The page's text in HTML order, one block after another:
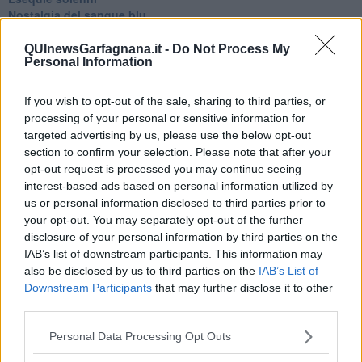
QUInewsGarfagnana.it - Do Not Process My
Personal Information
If you wish to opt-out of the sale, sharing to third parties, or
processing of your personal or sensitive information for
targeted advertising by us, please use the below opt-out
section to confirm your selection. Please note that after your
opt-out request is processed you may continue seeing
interest-based ads based on personal information utilized by
us or personal information disclosed to third parties prior to
your opt-out. You may separately opt-out of the further
disclosure of your personal information by third parties on the
IAB’s list of downstream participants. This information may
also be disclosed by us to third parties on the IAB’s List of
Downstream Participants that may further disclose it to other
Personal Data Processing Opt Outs
Nostalgia del sangue blu
Non avere e non essere
Armiamoci e... avviatevi
Schizzi di fango
Sor-riso amaro
Fine anno al ristorante
La festa di Capodanno
Natale 2024
Re e regnanti
A noi interessa il dito non la luna
Come rubare allo stato e vivere felici
Una performance
Il compagno
​Io (allo specchio)
Tramonto
Passato, presente, futuro
L'ultimo post
Leggendo l'Eneide